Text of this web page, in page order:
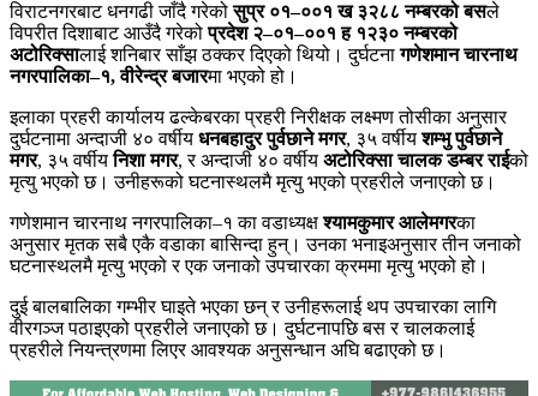
विराटनगरबाट धनगढी जाँदै गरेकोसुप्र ०१–००१ ख ३२८८ नम्बरको बसले
विपरीत दिशाबाट आउँदै गरेकोप्रदेश २–०१–००१ ह १२३० नम्बरको
अटोरिक्सालाई शनिबार साँझ ठक्कर दिएको थियो। दुर्घटनागणेशमान चारनाथ
नगरपालिका–१, वीरेन्द्र बजारमा भएको हो।
इलाका प्रहरी कार्यालय ढल्केबरका प्रहरी निरीक्षक लक्ष्मण तोसीका अनुसार
दुर्घटनामा अन्दाजी ४० वर्षीय धनबहादुर पुर्वछाने मगर, ३५ वर्षीयशम्भु पुर्वछाने
मगर, ३५ वर्षीयनिशा मगर, र अन्दाजी ४० वर्षीय अटोरिक्सा चालक डम्बर राईको
मृत्यु भएको छ। उनीहरूको घटनास्थलमै मृत्यु भएको प्रहरीले जनाएको छ।
गणेशमान चारनाथ नगरपालिका–१ का वडाध्यक्षश्यामकुमार आलेमगरका
अनुसार मृतक सबै एकै वडाका बासिन्दा हुन्। उनका भनाइअनुसार तीन जनाको
घटनास्थलमै मृत्यु भएको र एक जनाको उपचारका क्रममा मृत्यु भएको हो।
दुई बालबालिका गम्भीर घाइते भएका छन् र उनीहरूलाई थप उपचारका लागि
वीरगञ्ज पठाइएको प्रहरीले जनाएको छ। दुर्घटनापछि बस र चालकलाई
प्रहरीले नियन्त्रणमा लिएर आवश्यक अनुसन्धान अघि बढाएको छ।